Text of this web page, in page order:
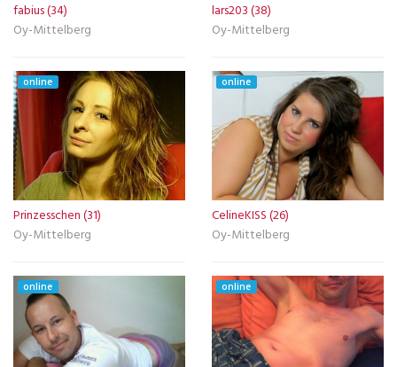
fabius (34)
Oy-Mittelberg
lars203 (38)
Oy-Mittelberg
online
Prinzesschen (31)
Oy-Mittelberg
online
CelineKISS (26)
Oy-Mittelberg
online online